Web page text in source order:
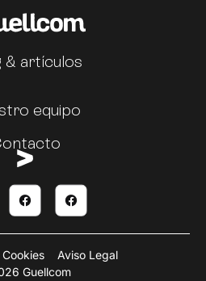
& artículos
equipo
Guellcom
Cookies Aviso Legal